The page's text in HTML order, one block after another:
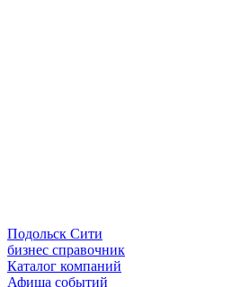
Подольск Сити
бизнес справочник
Каталог компаний
Афиша событий